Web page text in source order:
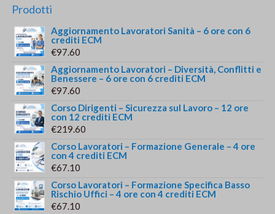
Prodotti
Aggiornamento Lavoratori Sanità – 6 ore con 6
crediti ECM
€97.60
Aggiornamento Lavoratori – Diversità, Conflitti e
Benessere – 6 ore con 6 crediti ECM
€97.60
Corso Dirigenti – Sicurezza sul Lavoro – 12 ore
con 12 crediti ECM
€219.60
Corso Lavoratori – Formazione Generale – 4 ore
con 4 crediti ECM
€67.10
Corso Lavoratori – Formazione Specifica Basso
Rischio Uffici – 4 ore con 4 crediti ECM
€67.10